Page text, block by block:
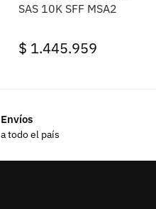
SAS 10K SFF MSA2
$ 1.445.959
Envíos
a todo el país